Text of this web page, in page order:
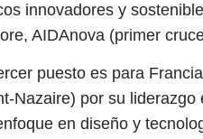
innovadores y
AIDAnova (primer
puesto es para
Nazaire) por su
en diseño y